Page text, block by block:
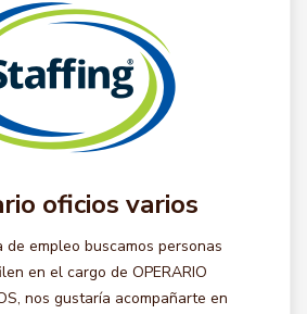
oficios varios
de empleo buscamos personas
en el cargo de OPERARIO
nos gustaría acompañarte en